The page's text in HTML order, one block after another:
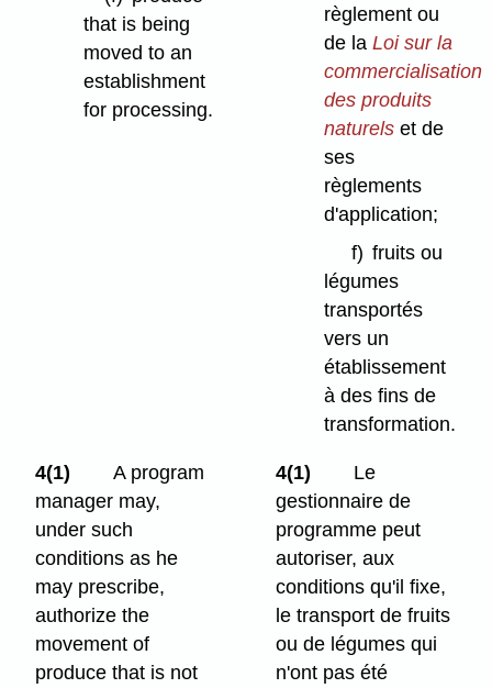
that is being
moved to an
establishment
for processing.
règlement ou
de laLoi sur la
commercialisation
des produits
naturelset de
ses
règlements
d'application;
f) fruits ou
légumes
transportés
vers un
établissement
à des fins de
transformation.
4(1)
A program
manager may,
under such
conditions as he
may prescribe,
authorize the
movement of
produce that is not
4(1)
Le
gestionnaire de
programme peut
autoriser, aux
conditions qu'il fixe,
le transport de fruits
ou de légumes qui
n'ont pas été